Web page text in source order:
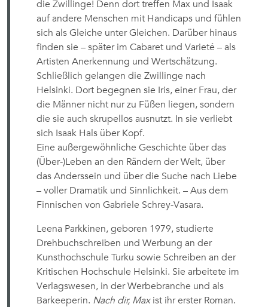
die Zwillinge! Denn dort treffen Max und Isaak
auf andere Menschen mit Handicaps und fühlen
sich als Gleiche unter Gleichen. Darüber hinaus
finden sie – später im Cabaret und Varieté – als
Artisten Anerkennung und Wertschätzung.
Schließlich gelangen die Zwillinge nach
Helsinki. Dort begegnen sie Iris, einer Frau, der
die Männer nicht nur zu Füßen liegen, sondern
die sie auch skrupellos ausnutzt. In sie verliebt
sich Isaak Hals über Kopf.
Eine außergewöhnliche Geschichte über das
(Über-)Leben an den Rändern der Welt, über
das Anderssein und über die Suche nach Liebe
– voller Dramatik und Sinnlichkeit. – Aus dem
Finnischen von Gabriele Schrey-Vasara.
Leena Parkkinen, geboren 1979, studierte
Drehbuchschreiben und Werbung an der
Kunsthochschule Turku sowie Schreiben an der
Kritischen Hochschule Helsinki. Sie arbeitete im
Verlagswesen, in der Werbebranche und als
Barkeeperin. Nach dir, Maxist ihr erster Roman.